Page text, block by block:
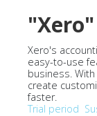
"Xero"
Xero's
easy-to-use
business.
create
faster.
Trial period